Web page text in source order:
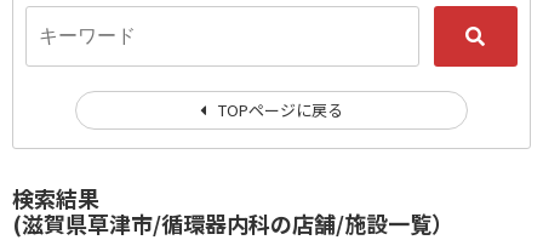
検索結果
(滋賀県草津市/循環器内科の店舗/施設一覧）
TOPページに戻る